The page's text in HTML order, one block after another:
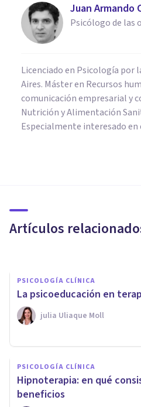
Juan Armando
Psicólogo de las
Licenciado en Psicología por
Aires. Máster en Recursos
comunicación empresarial y
Nutrición y Alimentación
Especialmente interesado
Artículos
causas,
PSICOLOGÍA CLÍNICA
La psicoeducación en
​julia Uliaque Moll
PSICOLOGÍA CLÍNICA
Hipnoterapia: en qué
beneficios
Miedo a los
síntomas y